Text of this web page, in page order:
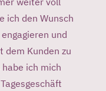
ich den Wunsch
und
dem Kunden zu
ich mich